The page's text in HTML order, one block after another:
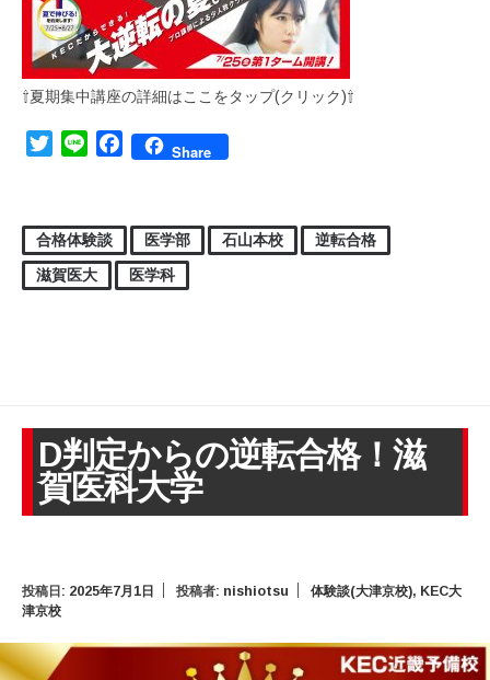
⇧夏期集中講座の詳細はここをタップ(クリック)⇧
TwitterLine FacebookShare
合格体験談 医学部 石山本校
逆転合格
滋賀医大
医学科
D判定からの逆転合格！滋
賀医科大学
投稿日: 2025年7月1日 投稿者: nishiotsu 体験談(大津京校), KEC大
津京校